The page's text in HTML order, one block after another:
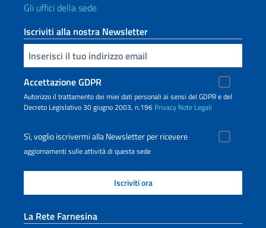
Gli uffici della sede
Iscriviti alla nostra Newsletter
Inserisci la tua email
Accettazione GDPR
Autorizzo il trattamento dei miei dati personali ai sensi del GDPR e del
Decreto Legislativo 30 giugno 2003, n.196 Privacy Note Legali
Sì, voglio iscrivermi alla Newsletter per ricevere
aggiornamenti sulle attività di questa sede
La Rete Farnesina